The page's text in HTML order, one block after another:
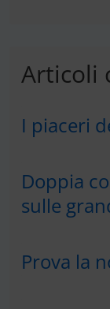
Articoli
I piaceri
Doppia
sulle
Prova la